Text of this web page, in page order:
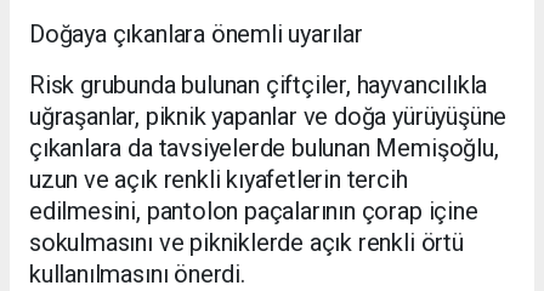
Doğaya çıkanlara önemli uyarılar
Risk grubunda bulunan çiftçiler, hayvancılıkla
uğraşanlar, piknik yapanlar ve doğa yürüyüşüne
çıkanlara da tavsiyelerde bulunan Memişoğlu,
uzun ve açık renkli kıyafetlerin tercih
edilmesini, pantolon paçalarının çorap içine
sokulmasını ve pikniklerde açık renkli örtü
kullanılmasını önerdi.